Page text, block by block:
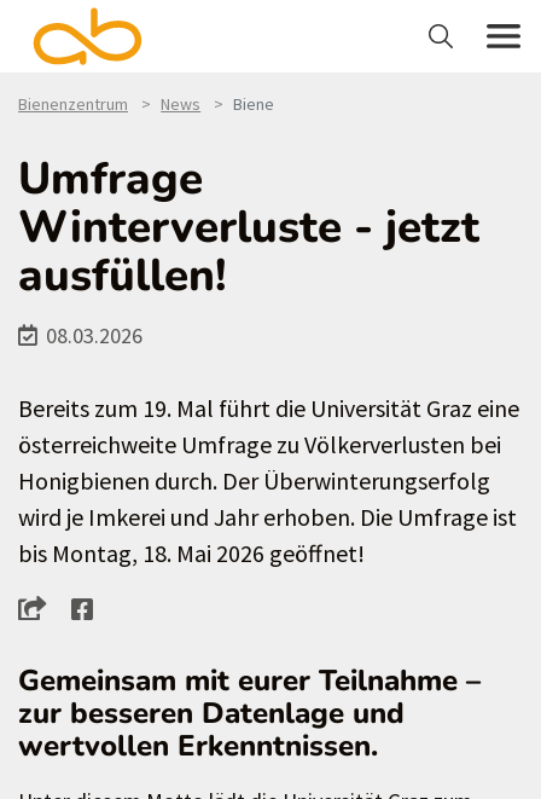
Bienenzentrum News Biene
Umfrage
Winterverluste - jetzt
ausfüllen!
08.03.2026
Bereits zum 19. Mal führt die Universität Graz eine
österreichweite Umfrage zu Völkerverlusten bei
Honigbienen durch. Der Überwinterungserfolg
wird je Imkerei und Jahr erhoben. Die Umfrage ist
bis Montag, 18. Mai 2026 geöffnet!
Gemeinsam mit eurer Teilnahme –
zur besseren Datenlage und
wertvollen Erkenntnissen.